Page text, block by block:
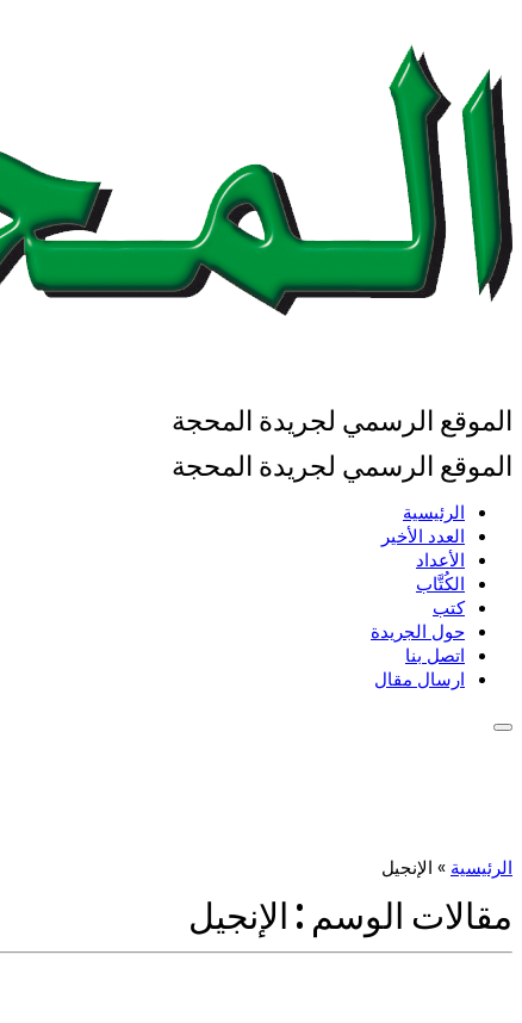
الموقع الرسمي لجريدة المحجة
الموقع الرسمي لجريدة المحجة
الرئيسية
العدد الأخير
الأعداد
الكُتَّاب
كتب
حول الجريدة
اتصل بنا
ارسال مقال
الرئيسية » الإنجيل
مقالات الوسم : الإنجيل